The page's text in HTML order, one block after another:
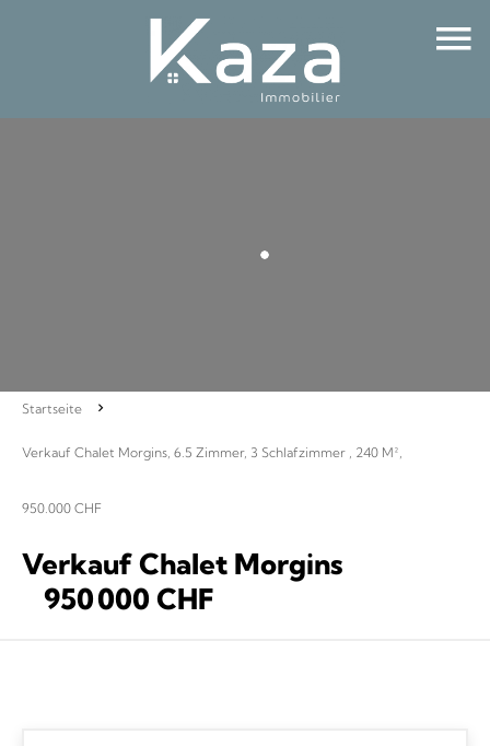
Startseite
Verkauf Chalet Morgins, 6.5 Zimmer, 3 Schlafzimmer , 240 M²,
950.000 CHF
Verkauf Chalet Morgins
950 000 CHF